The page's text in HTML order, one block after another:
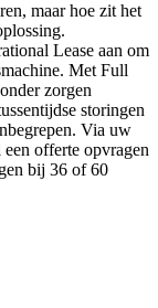
maar hoe zit het
Lease aan om
Met Full
zorgen
storingen
Via uw
offerte opvragen
bij 36 of 60